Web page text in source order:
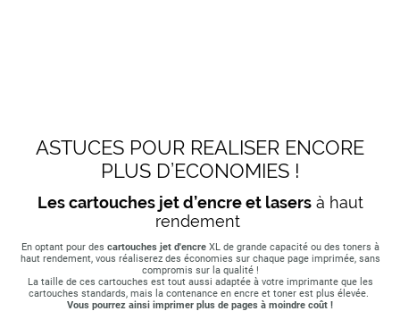
ASTUCES POUR REALISER ENCORE
PLUS D’ECONOMIES !
Les cartouches jet d’encre et lasersà haut
rendement
En optant pour des cartouches jet d'encreXL de grande capacité ou des toners à
haut rendement, vous réaliserez des économies sur chaque page imprimée, sans
compromis sur la qualité !
La taille de ces cartouches est tout aussi adaptée à votre imprimante que les
cartouches standards, mais la contenance en encre et toner est plus élevée.
Vous pourrez ainsi imprimer plus de pages à moindre coût !